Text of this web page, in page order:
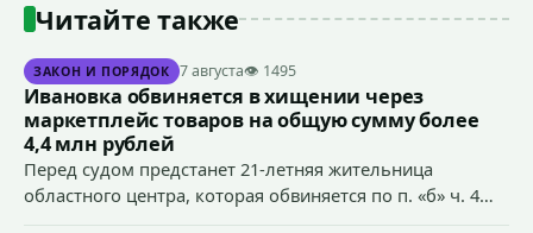
Читайте также
ЗАКОН И ПОРЯДОК 7 августа👁 1495
Ивановка обвиняется в хищении через
маркетплейс товаров на общую сумму более
4,4 млн рублей
Перед судом предстанет 21-летняя жительница
областного центра, которая обвиняется по п. «б» ч. 4